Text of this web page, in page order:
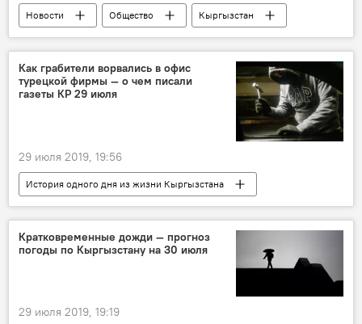
Новости Общество
Кыргызстан
Сооронбай Жээнбеков
закон
алименты
Как грабители ворвались в офис
турецкой фирмы — о чем писали
газеты КР 29 июля
29 июля 2019, 19:56
История одного дня из жизни Кыргызстана
Новости
Кыргызстан
Общество
Кратковременные дожди — прогноз
погоды по Кыргызстану на 30 июля
29 июля 2019, 19:19